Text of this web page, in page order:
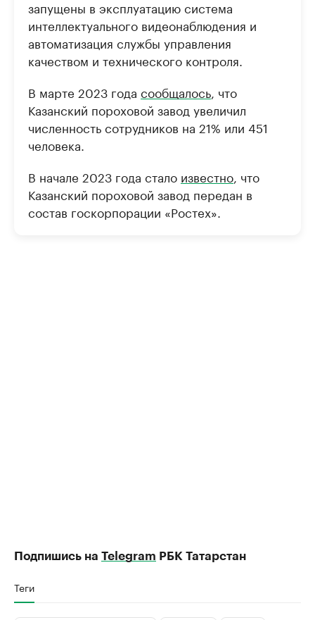
запущены в эксплуатацию система
интеллектуального видеонаблюдения и
автоматизация службы управления
качеством и технического контроля.
В марте 2023 года сообщалось, что
Казанский пороховой завод увеличил
численность сотрудников на 21% или 451
человека.
В начале 2023 года стало известно, что
Казанский пороховой завод передан в
состав госкорпорации «Ростех».
Подпишись на Telegram РБК Татарстан
Теги